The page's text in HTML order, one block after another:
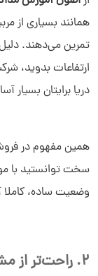
همانند بسیاری از
تمرین می‌دهند.
ارتفاعات بدوید،
دریا برایتان بسیار
همین مفهوم در
سخت توانستید با
وضعیت ساده، کاملا
2. راحت‌تر از مشتریان بالقوه جدا شوید.